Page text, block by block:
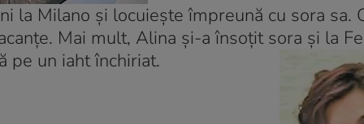
la Milano şi locuieşte împreună cu sora sa.
Mai mult, Alina şi-a însoţit sora şi la
pe un iaht închiriat.